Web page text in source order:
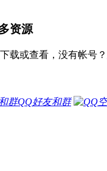
资源
载或查看，没有帐号？
QQ好友和群